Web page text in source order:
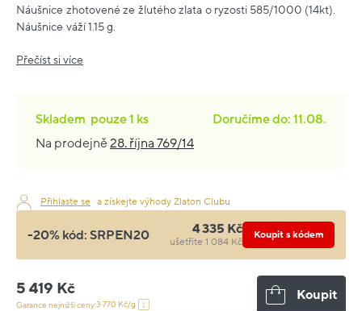
Náušnice zhotovené ze žlutého zlata o ryzosti 585/1000 (14kt).
Náušnice váží 1.15 g.
Přečíst si více
Skladem pouze1 ks
Doručíme do: 11.08.
Na prodejně28. října 769/14
Přihlaste se a získejte výhody Zlaton Clubu
-20% kód: SRPEN20 4 335 Kč
ušetříte 1 084 Kč
Koupit s kódem
5 419 Kč
Garance nejnižší ceny:3 770 Kč/g
Koupit